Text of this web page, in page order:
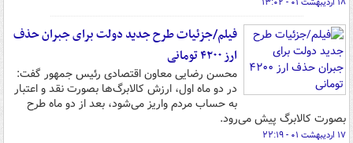
فیلم/جزئیات طرح جدید دولت برای جبران حذف
ارز ۴۲۰۰ تومانی
محسن رضایی معاون اقتصادی رئیس جمهور گفت:
در دو ماه اول، ارزش کالابرگ‌ها بصورت نقد و اعتبار
به حساب مردم واریز می‌شود، بعد از دو ماه طرح
بصورت کالابرگ پیش می‌رود.
۱۷ اردیبهشت ۰۱ - ۲۲:۱۹